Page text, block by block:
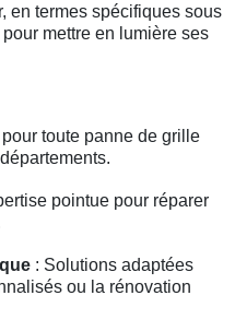
en termes spécifiques sous
mettre en lumière ses
toute panne de grille
pointue pour réparer
: Solutions adaptées
ou la rénovation